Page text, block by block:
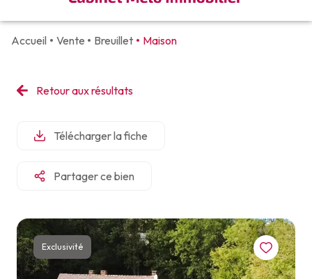
VENTES
APPARTEMENTS
ET
LES
BIENS
BIEN
NOTRE
AGENCE
NOUS
Accueil Vente Breuillet Maison
Retour aux résultats
Télécharger la fiche
Partager ce bien
Exclusivité